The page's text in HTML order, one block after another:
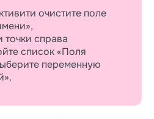
очистите поле
справа
список «Поля
переменную